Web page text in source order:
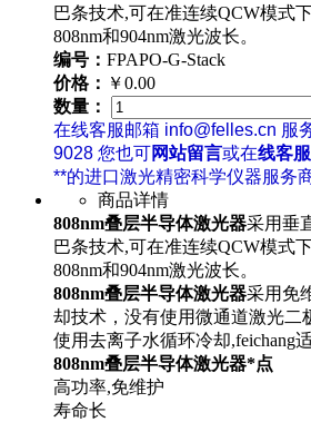
巴条技术,可在准连续QCW模式
808nm和904nm激光波长。
编号： FPAPO-G-Stack
价格： ￥0.00
数量：
在线客服邮箱 info@felles.cn 服
9028 您也可网站留言或在线客
**的进口激光精密科学仪器服务
商品详情
808nm叠层半导体激光器采用垂
巴条技术,可在准连续QCW模式
808nm和904nm激光波长。
808nm叠层半导体激光器采用免
却技术，没有使用微通道激光二
使用去离子水循环冷却,feichang
808nm叠层半导体激光器*点
高功率,免维护
寿命长